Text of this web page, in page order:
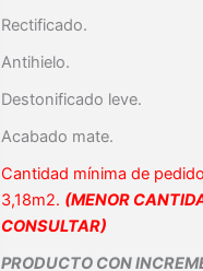
Rectificado.
Antihielo.
Destonificado leve.
Acabado mate.
Cantidad mínima de
3,18m2. (MENOR
CONSULTAR)
PRODUCTO CON